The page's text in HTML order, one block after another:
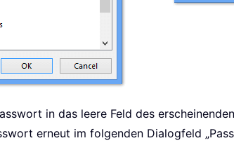
in das leere Feld des
erneut im folgenden Dialogfeld